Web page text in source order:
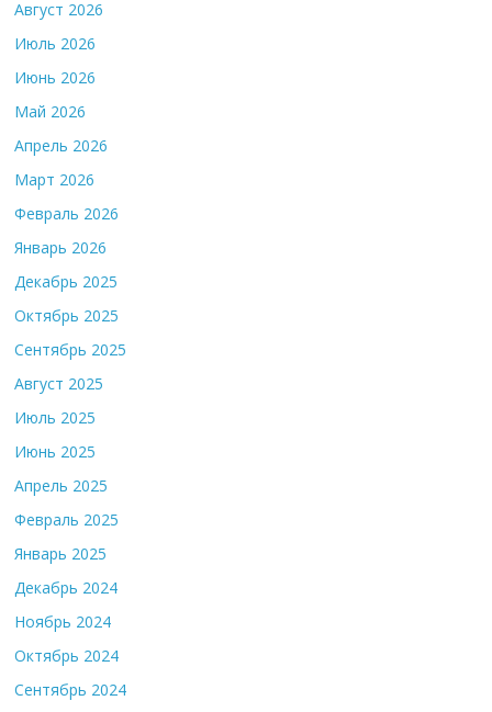
Август 2026
Июль 2026
Июнь 2026
Май 2026
Апрель 2026
Март 2026
Февраль 2026
Январь 2026
Декабрь 2025
Октябрь 2025
Сентябрь 2025
Август 2025
Июль 2025
Июнь 2025
Апрель 2025
Февраль 2025
Январь 2025
Декабрь 2024
Ноябрь 2024
Октябрь 2024
Сентябрь 2024